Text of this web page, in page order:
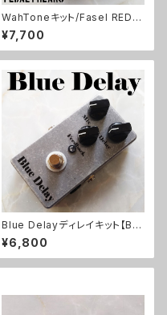
WahToneキット/Fasel REDイ
ンダクター仕様【PEDAL FREA
KS 】
¥7,700
Blue Delayディレイキット【BA
SIC KIT】
¥6,800